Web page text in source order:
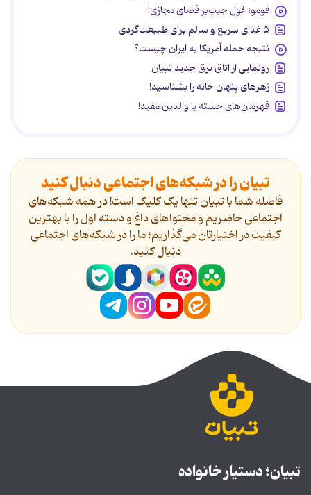
فومو؛ غول جیب‌بر فضای مجازی!
۵ غذای سریع و سالم برای طبیعت‌گردی
نتیجه حمله آمریکا به ایران چیست؟
رونمایی از اتاق برق جدید تبیان
زهرهای پنهان خانه را بشناسید!
قهرمان‌های خسته یا والدین مفید!
تبیان را در شبکه‌های اجتماعی دنبال کنید
فاصله شما با تبیان تنها یک کلیک است! در همه شبکه‌های
اجتماعی حاضریم و محتواهای داغ و دسته اول را با بهترین
کیفیت در اختیارتان می‌گذاریم؛ ما را در شبکه‌های اجتماعی
دنیال کنید.
تبیان؛ دستیار خانواده